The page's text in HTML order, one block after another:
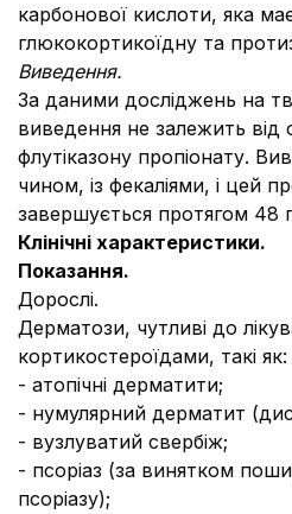
карбонової кислоти, яка
глюкокортикоїдну та
Виведення.
За даними досліджень на
виведення не залежить від
флутіказону пропіонату.
чином, із фекаліями, і цей
завершується протягом 48
Клінічні характеристики.
Показання.
Дорослі.
Дерматози, чутливі до
кортикостероїдами, такі як:
- атопічні дерматити;
- нумулярний дерматит
- вузлуватий свербіж;
- псоріаз (за винятком
псоріазу);